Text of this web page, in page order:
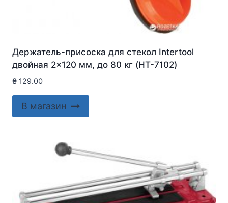
Держатель-присоска для стекол Intertool
двойная 2×120 мм, до 80 кг (HT-7102)
₴ 129.00
В магазин